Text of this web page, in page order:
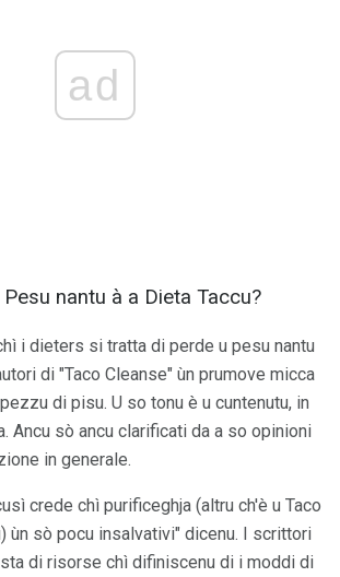
ad
nantu à a Dieta Taccu?
i dieters si tratta di perde u pesu nantu
di "Taco Cleanse" ùn prumove micca
di pisu. U so tonu è u cuntenutu, in
Ancu sò ancu clarificati da a so opinioni
in generale.
crede chì purificeghja (altru ch'è u Taco
ùn sò pocu insalvativi" dicenu. I scrittori
di risorse chì difiniscenu di i moddi di